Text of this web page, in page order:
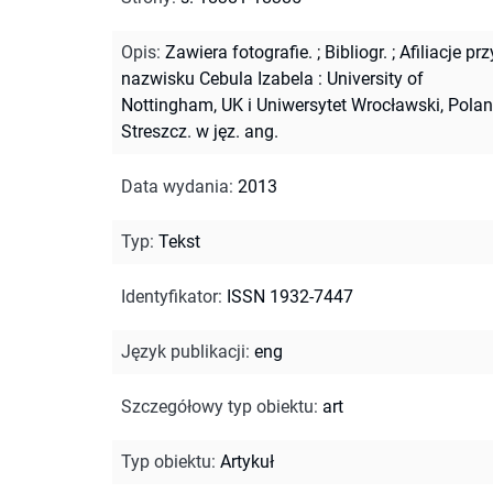
Opis: Zawiera fotografie. ; Bibliogr. ; Afiliacje
nazwisku Cebula Izabela : University of
Nottingham, UK i Uniwersytet Wrocławski,
Streszcz. w jęz. ang.
Data wydania: 2013
Typ: Tekst
Identyfikator: ISSN 1932-7447
Język publikacji: eng
Szczegółowy typ obiektu: art
Typ obiektu: Artykuł